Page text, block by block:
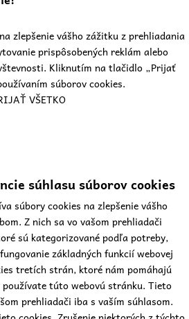
zlepšenie vášho zážitku z prehliadania
prispôsobených reklám alebo
Kliknutím na tlačidlo „Prijať
súborov cookies.
VŠETKO
súhlasu súborov cookies
súbory cookies na zlepšenie vášho
Z nich sa vo vašom prehliadači
sú kategorizované podľa potreby,
základných funkcií webovej
tretích strán, ktoré nám pomáhajú
túto webovú stránku. Tieto
prehliadači iba s vaším súhlasom.